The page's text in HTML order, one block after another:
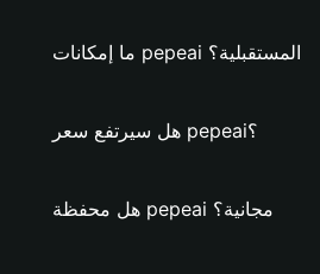
ما إمكانات pepeai المستقبلية؟
هل سيرتفع سعر pepeai؟
هل محفظة pepeai مجانية؟